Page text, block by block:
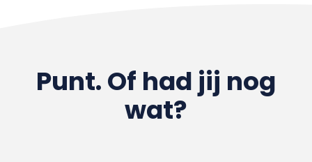
Punt. Of had jij nog
wat?